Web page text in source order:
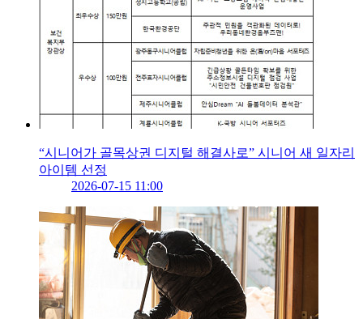
“시니어가 골목상권 디지털 해결사로” 시니어 새 일자리
아이템 선정
2026-07-15 11:00